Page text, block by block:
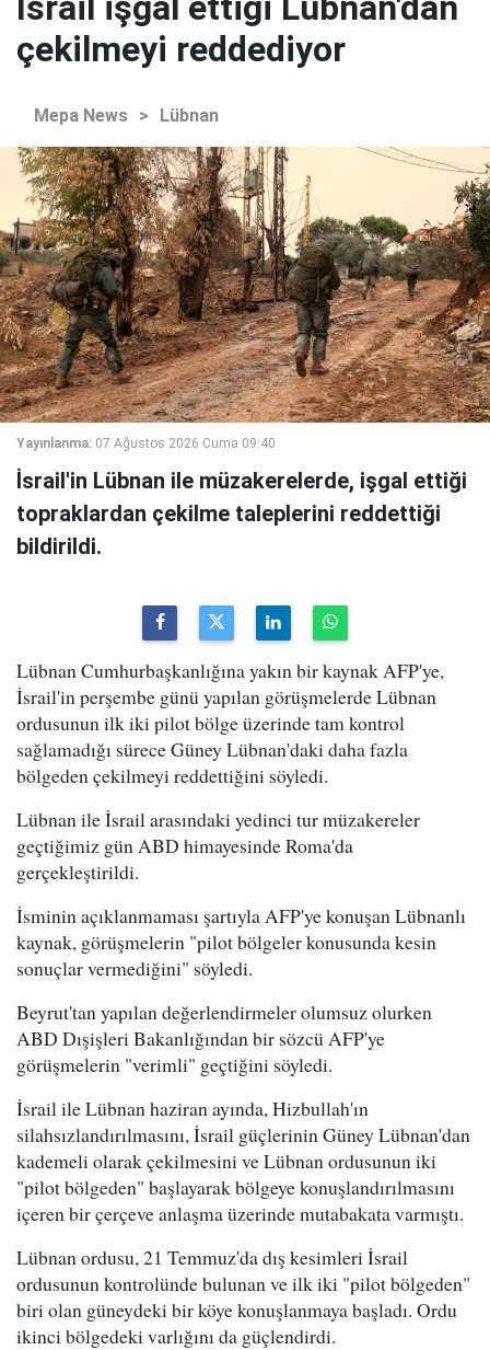
çekilmeyi reddediyor
Mepa News > Lübnan
Yayınlanma: 07 Ağustos 2026 Cuma 09:40
İsrail'in Lübnan ile müzakerelerde, işgal ettiği
topraklardan çekilme taleplerini reddettiği
bildirildi.
Lübnan Cumhurbaşkanlığına yakın bir kaynak AFP'ye,
İsrail'in perşembe günü yapılan görüşmelerde Lübnan
ordusunun ilk iki pilot bölge üzerinde tam kontrol
sağlamadığı sürece Güney Lübnan'daki daha fazla
bölgeden çekilmeyi reddettiğini söyledi.
Lübnan ile İsrail arasındaki yedinci tur müzakereler
geçtiğimiz gün ABD himayesinde Roma'da
gerçekleştirildi.
İsminin açıklanmaması şartıyla AFP'ye konuşan Lübnanlı
kaynak, görüşmelerin "pilot bölgeler konusunda kesin
sonuçlar vermediğini" söyledi.
Beyrut'tan yapılan değerlendirmeler olumsuz olurken
ABD Dışişleri Bakanlığından bir sözcü AFP'ye
görüşmelerin "verimli" geçtiğini söyledi.
İsrail ile Lübnan haziran ayında, Hizbullah'ın
silahsızlandırılmasını, İsrail güçlerinin Güney Lübnan'dan
kademeli olarak çekilmesini ve Lübnan ordusunun iki
"pilot bölgeden" başlayarak bölgeye konuşlandırılmasını
içeren bir çerçeve anlaşma üzerinde mutabakata varmıştı.
Lübnan ordusu, 21 Temmuz'da dış kesimleri İsrail
ordusunun kontrolünde bulunan ve ilk iki "pilot bölgeden"
biri olan güneydeki bir köye konuşlanmaya başladı. Ordu
ikinci bölgedeki varlığını da güçlendirdi.